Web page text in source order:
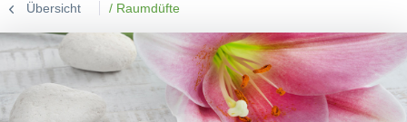
Übersicht / Raumdüfte